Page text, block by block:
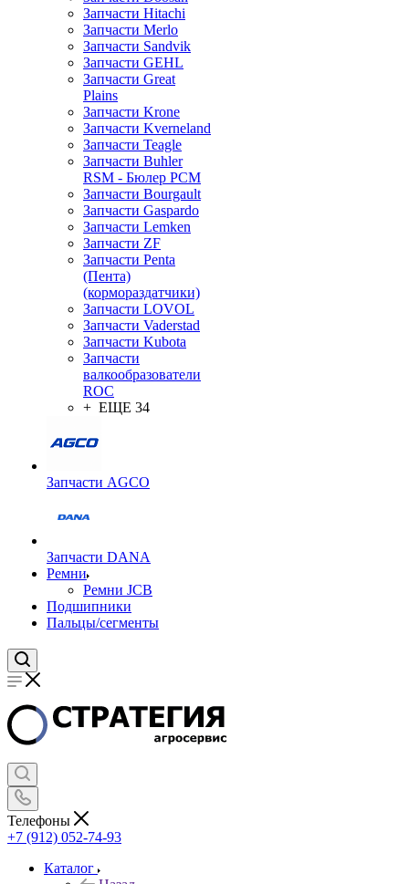
Запчасти Hitachi
Запчасти Merlo
Запчасти Sandvik
Запчасти GEHL
Запчасти Great
Plains
Запчасти Krone
Запчасти Kverneland
Запчасти Teagle
Запчасти Buhler
RSM - Бюлер РСМ
Запчасти Bourgault
Запчасти Gaspardo
Запчасти Lemken
Запчасти ZF
Запчасти Penta
(Пента)
(кормораздатчики)
Запчасти LOVOL
Запчасти Vaderstad
Запчасти Kubota
Запчасти
валкообразователи
ROC
+ ЕЩЕ 34
Запчасти AGCO
Запчасти DANA
Ремни
Ремни JCB
Подшипники
Пальцы/сегменты
Телефоны
+7 (912) 052-74-93
Каталог